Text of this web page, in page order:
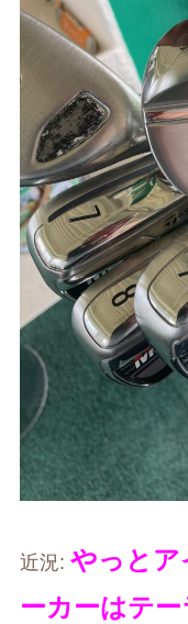
近況: やっとア
ーカーはテー